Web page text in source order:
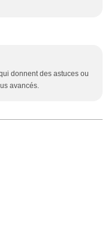
donnent des astuces ou
avancés.